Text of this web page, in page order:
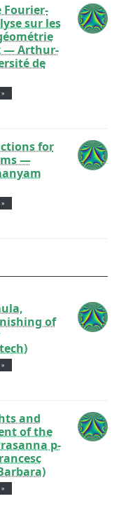
Fourier-
sur les
— Arthur-
de
for
—
of
and
of the
p-